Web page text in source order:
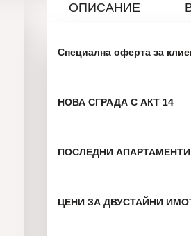
ОПИСАНИЕ
Специална оферта за
НОВА СГРАДА С АКТ 14
ПОСЛЕДНИ АПАРТАМЕНТИ
ЦЕНИ ЗА ДВУСТАЙНИ